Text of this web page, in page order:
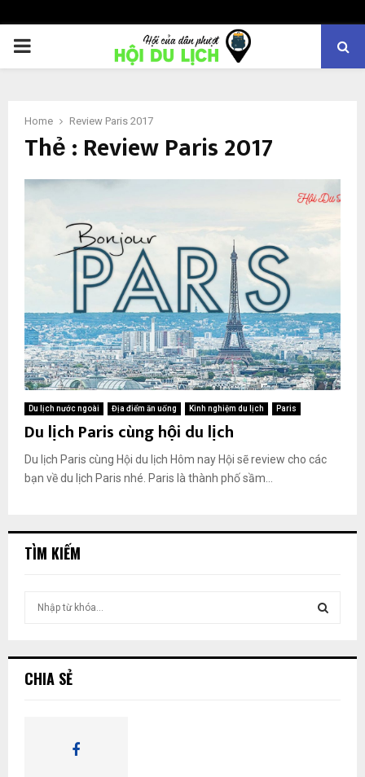
PRIMARY
Home Review Paris 2017
Thẻ : Review Paris 2017
Du lịch nước ngoài Địa điểm ăn uống Kinh nghiệm du lịch Paris
Du lịch Paris cùng hội du lịch
Du lịch Paris cùng Hội du lịch Hôm nay Hội sẽ review cho các
bạn về du lịch Paris nhé. Paris là thành phố sầm...
TÌM KIẾM
ế
CHIA SẺ